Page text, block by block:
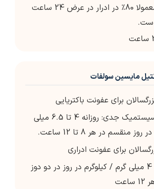
وجود ندارد، معمولا 80٪ در ادرار در عرض 24 ساعت
است.
مایسین سولفات
برای عفونت باکتریایی
عفونت های سیستمیک جدی: روزانه 4 تا 6.5 میلی
منقسم در هر 8 تا 12 ساعت.
برای عفونت ادراری
پیچیده: 3 تا 4 میلی گرم / کیلوگرم در روز در دو دوز